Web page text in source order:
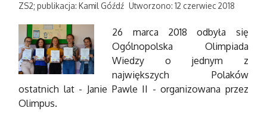
ZS2; publikacja: Kamil Góźdź Utworzono: 12 czerwiec 2018
26 marca 2018 odbyła się
Ogólnopolska Olimpiada
Wiedzy o jednym z
największych Polaków
ostatnich lat - Janie Pawle II - organizowana przez
Olimpus.